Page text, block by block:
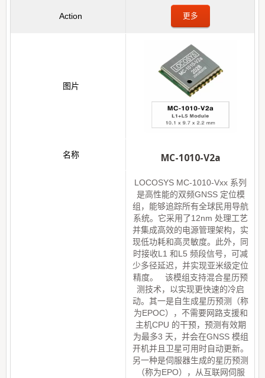
更多
MC-1010-V2a
LOCOSYS MC-1010-Vxx 系列
是高性能的双频GNSS 定位模
组，能够追踪所有全球民用导航
系统。它采用了12nm 处理工艺
并集成高效的电源管理架构，实
现低功耗和高灵敏度。此外，同
时接收L1 和L5 频段信号，可减
少多径延迟，并实现亚米级定位
精度。 该模组支持混合星历预
测技术，以实现更快速的冷启
动。其一是自生成星历预测（称
为EPOC），不需要网路支援和
主机CPU 的干预，预测有效期
为最多3 天，并会在GNSS 模组
开机并且卫星可用时自动更新。
另一种是伺服器生成的星历预测
（称为EPO），从互联网伺服